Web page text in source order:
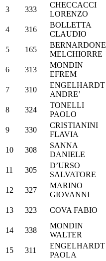
3 333
CHECCACCI
LORENZO
4
316
BOLLETTA
CLAUDIO
5
165
BERNARDONE
MELCHIORRE
6 313
MONDIN
EFREM
7
310
ENGELHARDT
ANDRE’
8 324
TONELLI
PAOLO
9 330
CRISTIANINI
FLAVIA
10
308
SANNA
DANIELE
11 305
D’URSO
SALVATORE
12
327
MARINO
GIOVANNI
13
323 COVA FABIO
14
338
MONDIN
WALTER
15
311
ENGELHARDT
PAOLA